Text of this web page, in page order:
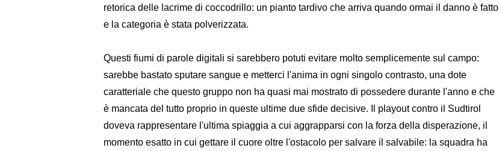
retorica delle lacrime di coccodrillo: un pianto tardivo che arriva quando ormai il danno è fatto
e la categoria è stata polverizzata.
​Questi fiumi di parole digitali si sarebbero potuti evitare molto semplicemente sul campo:
sarebbe bastato sputare sangue e metterci l'anima in ogni singolo contrasto, una dote
caratteriale che questo gruppo non ha quasi mai mostrato di possedere durante l'anno e che
è mancata del tutto proprio in queste ultime due sfide decisive. Il playout contro il Sudtirol
doveva rappresentare l'ultima spiaggia a cui aggrapparsi con la forza della disperazione, il
momento esatto in cui gettare il cuore oltre l'ostacolo per salvare il salvabile: la squadra ha